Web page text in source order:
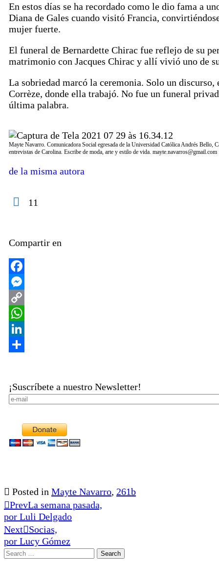
En estos días se ha recordado como le dio fama a
Diana de Gales cuando visitó Francia,
mujer fuerte.
El funeral de Bernardette Chirac fue reflejo de su
matrimonio con Jacques Chirac y allí vivió uno de
La sobriedad marcó la ceremonia. Solo un
Corrèze, donde ella trabajó. No fue un funeral
última palabra.
Mayte Navarro. Comunicadora Social egresada de la Universidad Católica Andrés Bello,
entrevistas de Carolina. Escribe de moda, arte y estilo de vida. mayte.navarros@gmail.com
de la misma autora
11
Compartir en
Facebook
Messenger
Copy
Link
WhatsApp
LinkedIn
¡Suscríbete a nuestro Newsletter!
Posted in Mayte Navarro, 261b
PrevLa semana pasada,
por Luli Delgado
Next Socias,
por Lucy Gómez